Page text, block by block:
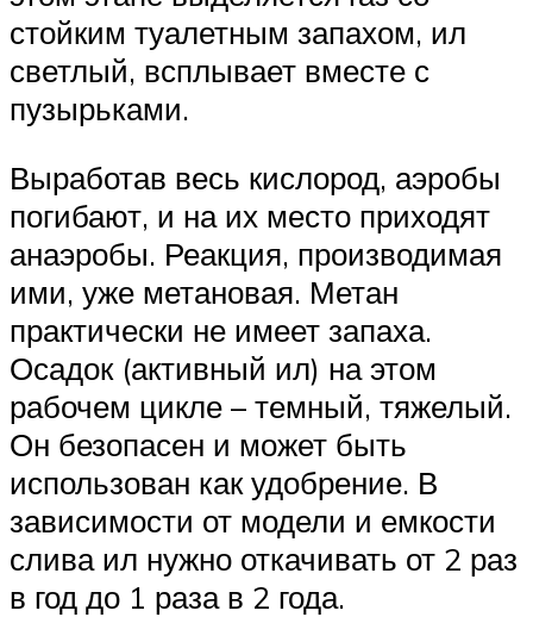
стойким туалетным запахом, ил
светлый, всплывает вместе с
пузырьками.
Выработав весь кислород, аэробы
погибают, и на их место приходят
анаэробы. Реакция, производимая
ими, уже метановая. Метан
практически не имеет запаха.
Осадок (активный ил) на этом
рабочем цикле – темный, тяжелый.
Он безопасен и может быть
использован как удобрение. В
зависимости от модели и емкости
слива ил нужно откачивать от 2 раз
в год до 1 раза в 2 года.